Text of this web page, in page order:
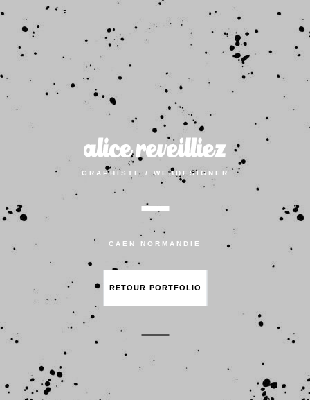
GRAPHISTE / WEBDESIGNER
CAEN NORMANDIE
RETOUR PORTFOLIO